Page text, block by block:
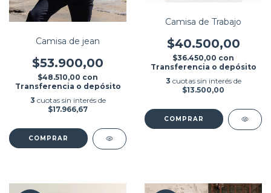
Camisa de jean
$53.900,00
$48.510,00 con
Transferencia o depósito
3 cuotas sin interés de
$17.966,67
COMPRAR
Camisa de Trabajo
$40.500,00
$36.450,00 con
Transferencia o depósito
3 cuotas sin interés de
$13.500,00
COMPRAR